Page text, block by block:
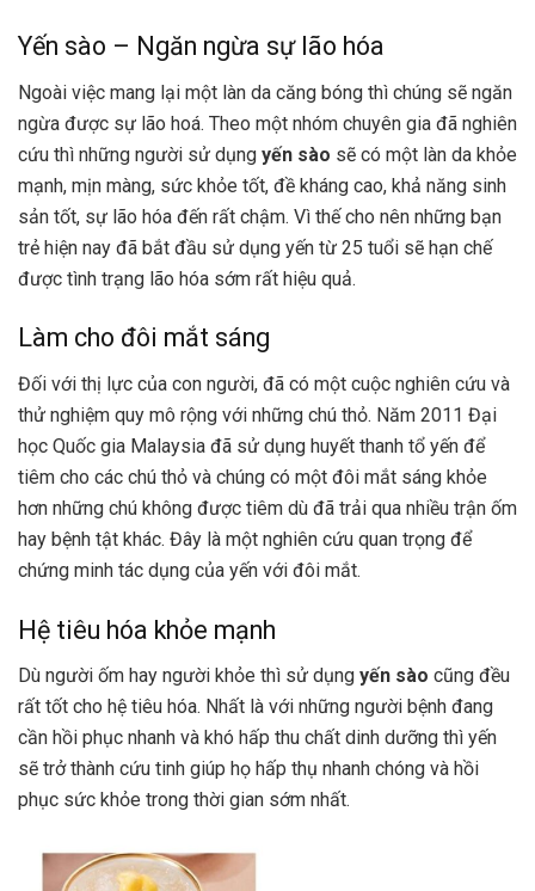
Yến sào – Ngăn ngừa sự lão hóa
Ngoài việc mang lại một làn da căng bóng thì chúng sẽ ngăn
ngừa được sự lão hoá. Theo một nhóm chuyên gia đã nghiên
cứu thì những người sử dụng yến sào sẽ có một làn da khỏe
mạnh, mịn màng, sức khỏe tốt, đề kháng cao, khả năng sinh
sản tốt, sự lão hóa đến rất chậm. Vì thế cho nên những bạn
trẻ hiện nay đã bắt đầu sử dụng yến từ 25 tuổi sẽ hạn chế
được tình trạng lão hóa sớm rất hiệu quả.
Làm cho đôi mắt sáng
Đối với thị lực của con người, đã có một cuộc nghiên cứu và
thử nghiệm quy mô rộng với những chú thỏ. Năm 2011 Đại
học Quốc gia Malaysia đã sử dụng huyết thanh tổ yến để
tiêm cho các chú thỏ và chúng có một đôi mắt sáng khỏe
hơn những chú không được tiêm dù đã trải qua nhiều trận ốm
hay bệnh tật khác. Đây là một nghiên cứu quan trọng để
chứng minh tác dụng của yến với đôi mắt.
Hệ tiêu hóa khỏe mạnh
Dù người ốm hay người khỏe thì sử dụng yến sào cũng đều
rất tốt cho hệ tiêu hóa. Nhất là với những người bệnh đang
cần hồi phục nhanh và khó hấp thu chất dinh dưỡng thì yến
sẽ trở thành cứu tinh giúp họ hấp thụ nhanh chóng và hồi
phục sức khỏe trong thời gian sớm nhất.